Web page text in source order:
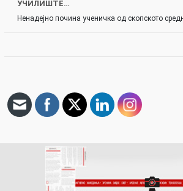
УЧИЛИШТЕ…
Ненадејно почина ученичка од скопското